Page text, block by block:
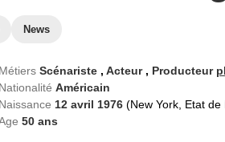
News
Métiers Scénariste , Acteur , Producteur
Nationalité Américain
Naissance 12 avril 1976 (New York, Etat de
50ans